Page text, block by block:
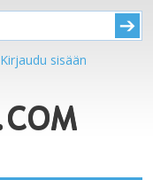
Kirjaudu sisään